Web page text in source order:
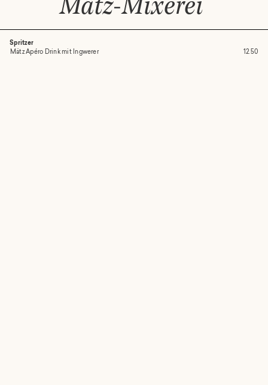
Mätz-Mixerei
Spritzer
Mätz Apéro Drink mit Ingwerer
12.50